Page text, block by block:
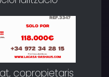
copropietaris